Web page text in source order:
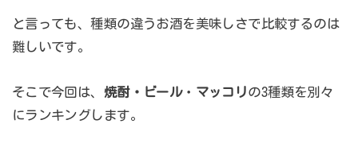
と言っても、種類の違うお酒を美味しさで比較するのは
難しいです。
そこで今回は、 焼酎・ ビール・ マッコリの3種類を別々
にランキングします。